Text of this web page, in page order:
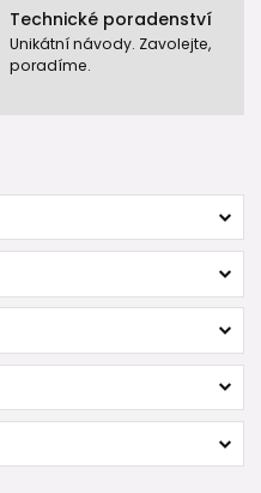
Technické poradenství
Unikátní návody. Zavolejte,
poradíme.